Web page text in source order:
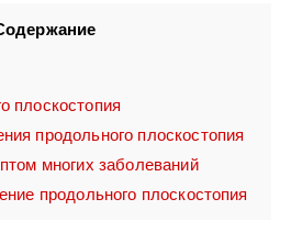
плоскостопия
продольного плоскостопия
многих заболеваний
продольного плоскостопия